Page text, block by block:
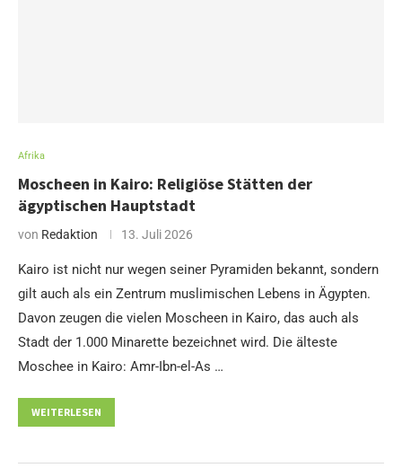
Afrika
Moscheen in Kairo: Religiöse Stätten der
ägyptischen Hauptstadt
von Redaktion 13. Juli 2026
Kairo ist nicht nur wegen seiner Pyramiden bekannt, sondern
gilt auch als ein Zentrum muslimischen Lebens in Ägypten.
Davon zeugen die vielen Moscheen in Kairo, das auch als
Stadt der 1.000 Minarette bezeichnet wird. Die älteste
Moschee in Kairo: Amr-Ibn-el-As …
WEITERLESEN